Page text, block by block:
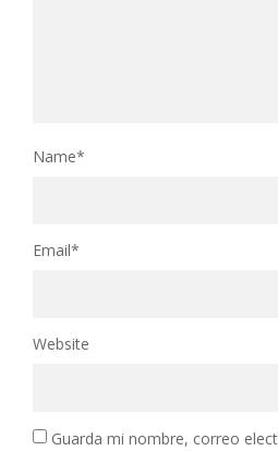
Name*
Email*
Website
Guarda mi nombre, correo